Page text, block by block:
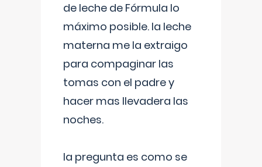
de leche de Fórmula lo
máximo posible. la leche
materna me la extraigo
para compaginar las
tomas con el padre y
hacer mas llevadera las
noches.
la pregunta es como se